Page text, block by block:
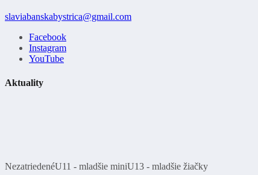
slaviabanskabystrica@gmail.com
Facebook
Instagram
YouTube
Aktuality
NezatriedenéU11 - mladšie miniU13 - mladšie žiačky